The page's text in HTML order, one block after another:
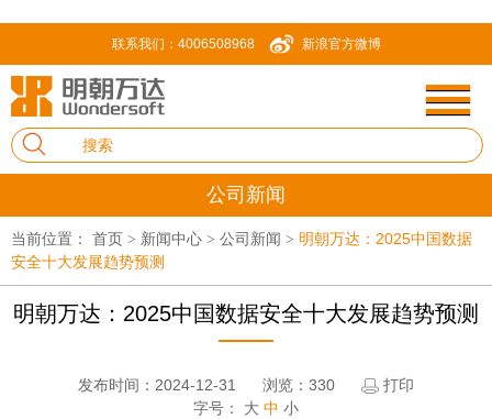
联系我们：4006508968 新浪官方微博
公司新闻
当前位置： 首页 > 新闻中心 > 公司新闻 > 明朝万达：2025中国数据
安全十大发展趋势预测
明朝万达：2025中国数据安全十大发展趋势预测
发布时间：2024-12-31 浏览：330
打印
字号： 大 中 小